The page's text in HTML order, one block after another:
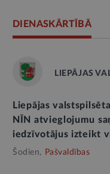
DIENASKĀRTĪBĀ
LIEPĀJAS
Liepājas
NĪN atvieglojumu
iedzīvotājus izteikt
Šodien, Pašvaldības